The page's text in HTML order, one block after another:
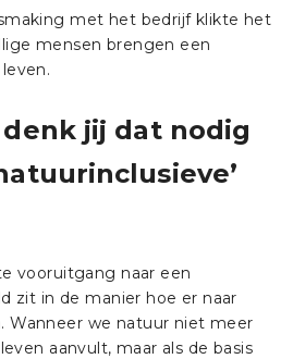
met het bedrijf klikte het
mensen brengen een
jij dat nodig
vooruitgang naar een
zit in de manier hoe er naar
Wanneer we natuur niet meer
aanvult, maar als de basis